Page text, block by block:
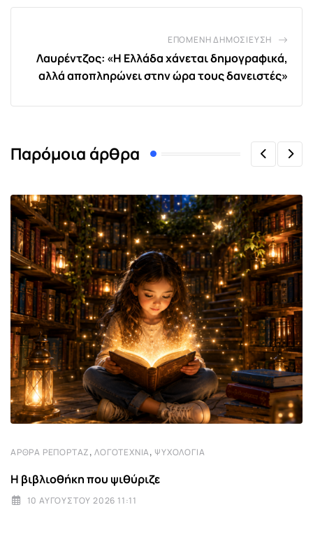
ΕΠΌΜΕΝΗ ΔΗΜΟΣΊΕΥΣΗ
Λαυρέντζος: «Η Ελλάδα χάνεται δημογραφικά,
αλλά αποπληρώνει στην ώρα τους δανειστές»
Παρόμοια άρθρα
ΆΡΘΡΑ ΡΕΠΟΡΤΆΖ,ΛΟΓΟΤΕΧΝΊΑ, ΨΥΧΟΛΟΓΊΑ
Η βιβλιοθήκη που ψιθύριζε
10 ΑΥΓΟΎΣΤΟΥ 2026 11:11